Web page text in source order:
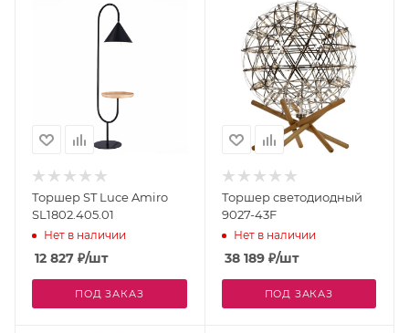
Торшер ST Luce Amiro
SL1802.405.01
Нет в наличии
12 827 ₽/шт
ПОД ЗАКАЗ
Торшер светодиодный
9027-43F
Нет в наличии
38 189₽/шт
ПОД ЗАКАЗ